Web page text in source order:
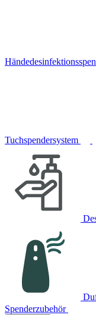
Tuchspendersystem
Spenderzubehör